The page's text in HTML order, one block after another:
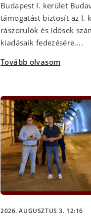
Budapest I. kerület
támogatást biztosít az I.
rászorulók és idősek
kiadásaik fedezésére....
Tovább olvasom
2026. AUGUSZTUS 3. 12:16